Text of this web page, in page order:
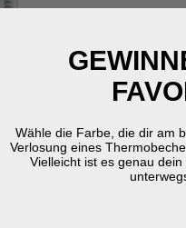
Wähle die Farbe, die dir am
Verlosung eines
Vielleicht ist es genau